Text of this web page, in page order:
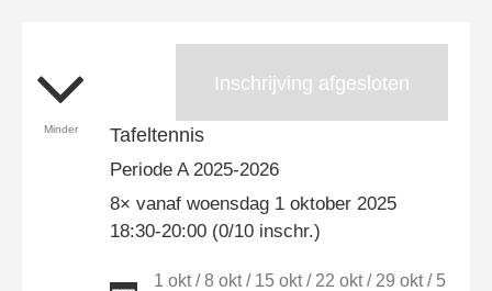
Inschrijving afgesloten
Minder Tafeltennis
Periode A 2025-2026
8× vanaf woensdag 1 oktober 2025
18:30-20:00 (0/10 inschr.)
1 okt / 8 okt / 15 okt / 22 okt / 29 okt / 5